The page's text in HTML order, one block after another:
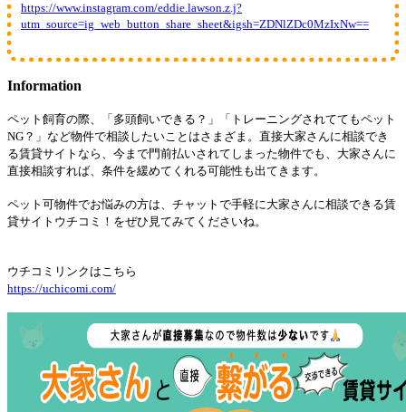
https://www.instagram.com/eddie.lawson.z.j?
utm_source=ig_web_button_share_sheet&igsh=ZDNlZDc0MzIxNw==
Information
ペット飼育の際、「多頭飼いできる？」「トレーニングされててもペット
NG？」など物件で相談したいことはさまざま。直接大家さんに相談でき
る賃貸サイトなら、今まで門前払いされてしまった物件でも、大家さんに
直接相談すれば、条件を緩めてくれる可能性も出てきます。
ペット可物件でお悩みの方は、チャットで手軽に大家さんに相談できる賃
貸サイトウチコミ！をぜひ見てみてくださいね。
ウチコミリンクはこちら
https://uchicomi.com/